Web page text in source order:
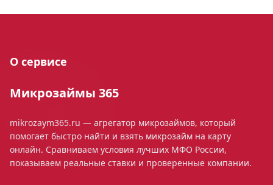
О сервисе
Микрозаймы 365
mikrozaym365.ru — агрегатор микрозаймов, который
помогает быстро найти и взять микрозайм на карту
онлайн. Сравниваем условия лучших МФО России,
показываем реальные ставки и проверенные компании.